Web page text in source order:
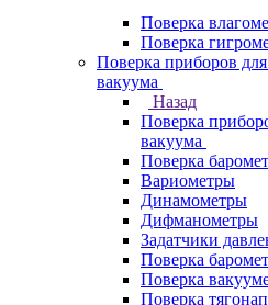
Поверка
Поверка
Поверка приборов
вакуума
Назад
Поверка
вакуума
Поверка
Вариометры
Динамометры
Дифманометры
Задатчики
Поверка
Поверка
Поверка